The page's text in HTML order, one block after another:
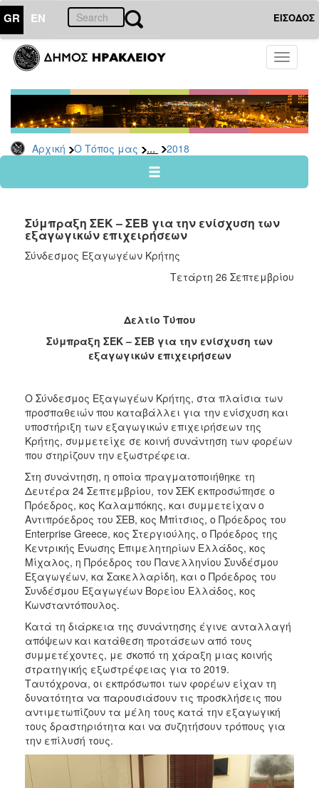
GR EN ΕΙΣΟΔΟΣ
Toggle
Αρχική Ο Τόπος μας ... 2018
ΤΟΠΟΣ
ΜΑΣ
Ανακοινώσεις
Αρχείο
2026
2024
2022
2021
2017
2012
2011
ΔΗΜΟΣ
ΠΟΛΙΤΙΣΜΟΣ
ΑΝΘΕΚΤΙΚΗ
ΠΟΛΗ
Σύμπραξη ΣΕΚ – ΣΕΒ για την ενίσχυση των
εξαγωγικών επιχειρήσεων
Σύνδεσμος Εξαγωγέων Κρήτης
Τετάρτη 26 Σεπτεμβρίου
Δελτίο Τύπου
Σύμπραξη ΣΕΚ – ΣΕΒ για την ενίσχυση των
εξαγωγικών επιχειρήσεων
Ο Σύνδεσμος Εξαγωγέων Κρήτης, στα πλαίσια των
προσπαθειών που καταβάλλει για την ενίσχυση και
υποστήριξη των εξαγωγικών επιχειρήσεων της
Κρήτης, συμμετείχε σε κοινή συνάντηση των φορέων
που στηρίζουν την εξωστρέφεια.
Στη συνάντηση, η οποία πραγματοποιήθηκε τη
Δευτέρα 24 Σεπτεμβρίου, τον ΣΕΚ εκπροσώπησε ο
Πρόεδρος, κος Καλαμπόκης, και συμμετείχαν ο
Αντιπρόεδρος του ΣΕΒ, κος Μπίτσιος, ο Πρόεδρος του
Enterprise Greece, κος Στεργιούλης, ο Πρόεδρος της
Κεντρικής Ένωσης Επιμελητηρίων Ελλάδος, κος
Μίχαλος, η Πρόεδρος του Πανελληνίου Συνδέσμου
Εξαγωγέων, κα Σακελλαρίδη, και ο Πρόεδρος του
Συνδέσμου Εξαγωγέων Βορείου Ελλάδος, κος
Κωνσταντόπουλος.
Κατά τη διάρκεια της συνάντησης έγινε ανταλλαγή
απόψεων και κατάθεση προτάσεων από τους
συμμετέχοντες, με σκοπό τη χάραξη μιας κοινής
στρατηγικής εξωστρέφειας για το 2019.
Ταυτόχρονα, οι εκπρόσωποι των φορέων είχαν τη
δυνατότητα να παρουσιάσουν τις προσκλήσεις που
αντιμετωπίζουν τα μέλη τους κατά την εξαγωγική
τους δραστηριότητα και να συζητήσουν τρόπους για
την επίλυσή τους.